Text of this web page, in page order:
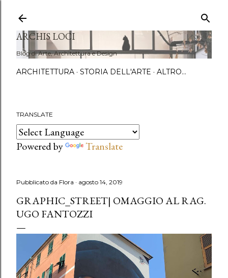
ARCHIS LOCI
Blog di Arte, Architettura e Design
ARCHITETTURA STORIA DELL'ARTE ALTRO…
TRANSLATE
Powered by Translate
Pubblicato da Flora agosto 14, 2019
GRAPHIC_STREET| OMAGGIO AL RAG.
UGO FANTOZZI